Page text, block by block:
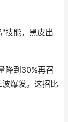
技能，黑皮出
降到30%再召
爆发。这招比